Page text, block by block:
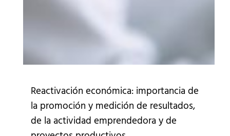
Reactivación económica: importancia de
la promoción y medición de resultados,
de la actividad emprendedora y de